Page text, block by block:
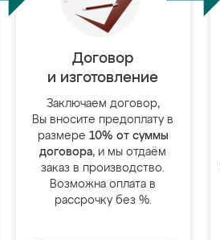
Договор
и изготовление
Заключаем договор,
Вы вносите предоплату в
размере 10% от суммы
договора, и мы отдаём
заказ в производство.
Возможна оплата в
рассрочку без %.